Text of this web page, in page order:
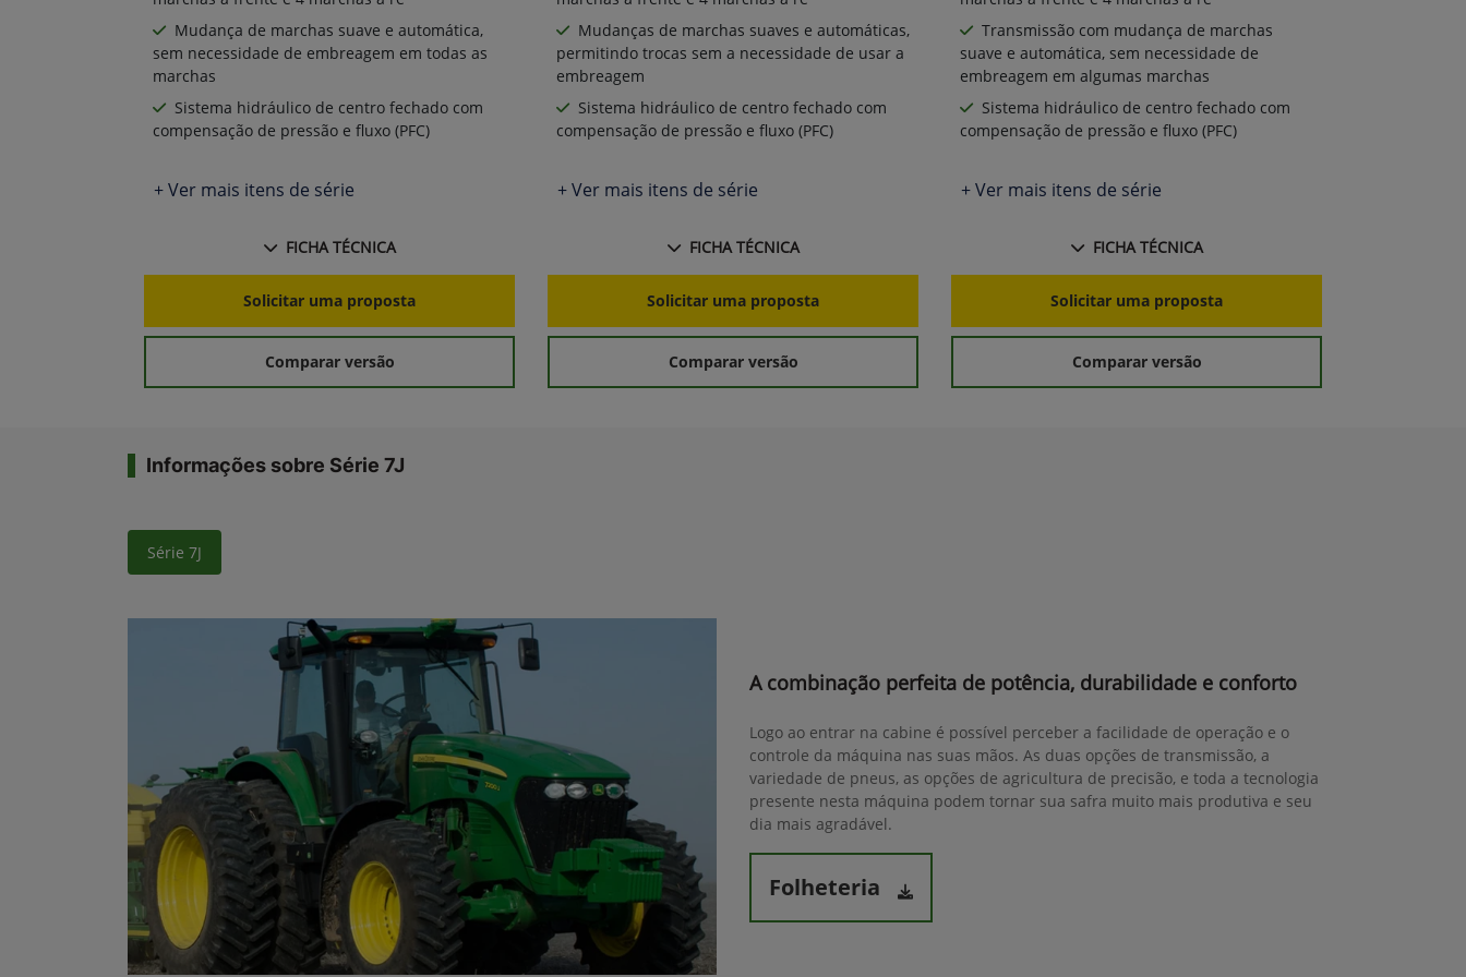
Mudança de marchas suave e automática,
sem necessidade de embreagem em todas as
marchas
Sistema hidráulico de centro fechado com
compensação de pressão e fluxo (PFC)
+ Ver mais itens de série
FICHA TÉCNICA
Solicitar uma proposta
Comparar versão
Mudanças de marchas suaves e automáticas,
permitindo trocas sem a necessidade de usar a
embreagem
Sistema hidráulico de centro fechado com
compensação de pressão e fluxo (PFC)
+ Ver mais itens de série
FICHA TÉCNICA
Solicitar uma proposta
Comparar versão
Transmissão com mudança de marchas
suave e automática, sem necessidade de
embreagem em algumas marchas
Sistema hidráulico de centro fechado com
compensação de pressão e fluxo (PFC)
+ Ver mais itens de série
FICHA TÉCNICA
Solicitar uma proposta
Comparar versão
Informações sobre Série 7J
Série 7J
A combinação perfeita de potência, durabilidade e conforto
Logo ao entrar na cabine é possível perceber a facilidade de operação e o
controle da máquina nas suas mãos. As duas opções de transmissão, a
variedade de pneus, as opções de agricultura de precisão, e toda a tecnologia
presente nesta máquina podem tornar sua safra muito mais produtiva e seu
dia mais agradável.
Folheteria